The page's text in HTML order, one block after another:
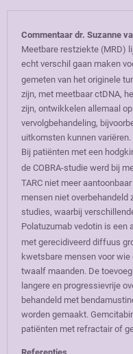
Commentaar dr. Suzanne
Meetbare restziekte (MRD)
echt verschil gaan maken
gemeten van het originele
zijn, met meetbaar ctDNA,
zijn, ontwikkelen allemaal
vervolgbehandeling,
uitkomsten kunnen
Bij patiënten met een
de COBRA-studie werd bij
TARC niet meer
mensen niet overbehandeld
studies, waarbij
Polatuzumab vedotin is een
met gerecidiveerd diffuus
kwetsbare mensen voor
twaalf maanden. De
langere en progressievrije
behandeld met
worden gemaakt.
patiënten met refractair of